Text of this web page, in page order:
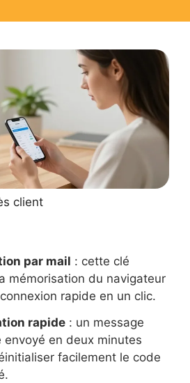
client
par mail : cette clé
mémorisation du navigateur
rapide en un clic.
rapide : un message
envoyé en deux minutes
facilement le code